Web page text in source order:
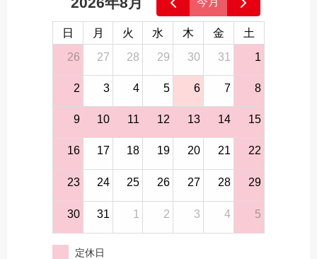
日 月 火 水 木 金
土
26
27 28 29 30 31 1
2 3 4 5 6 7 8
9 10 11 12 13 14 15
16 17 18 19 20 21 22
23 24 25 26 27 28 29
30 31 1 2 3 4 5
定休日